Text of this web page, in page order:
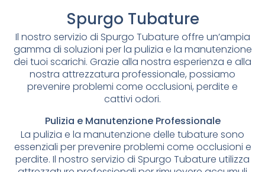
Spurgo Tubature
Il nostro servizio di Spurgo Tubature offre un’ampia
gamma di soluzioni per la pulizia e la manutenzione
dei tuoi scarichi. Grazie alla nostra esperienza e alla
nostra attrezzatura professionale, possiamo
prevenire problemi come occlusioni, perdite e
cattivi odori.
Pulizia e Manutenzione Professionale
La pulizia e la manutenzione delle tubature sono
essenziali per prevenire problemi come occlusioni e
perdite. Il nostro servizio di Spurgo Tubature utilizza